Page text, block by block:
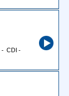
- CDI -